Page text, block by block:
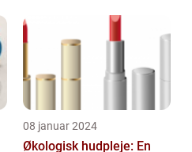
08 januar 2024
Økologisk hudpleje: En